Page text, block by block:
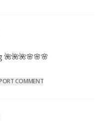
🌺🌺🌺🌸🌸🌸
COMMENT